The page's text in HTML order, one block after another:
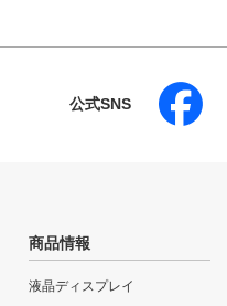
公式SNS
商品情報
液晶ディスプレイ